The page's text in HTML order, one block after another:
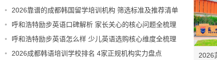
2026靠谱的成都韩国留学培训机构 筛选标准及推荐清单
呼和浩特励步英语口碑解析 家长关心的核心问题全梳理
呼和浩特励步英语怎么样 少儿英语选购核心维度全梳理
2026成都韩语培训学校排名 4家正规机构实力盘点
2026